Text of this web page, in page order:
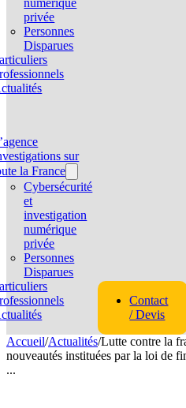
numérique
privée
Personnes
Disparues
sur
la France
Cybersécurité
et
investigation
numérique
privée
Personnes
Disparues
Contact
/ Devis
Accueil/Actualités/Lutte contre la
nouveautés instituées par la loi de
...